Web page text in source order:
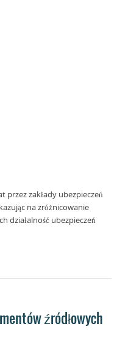
zakłady ubezpieczeń
na zróżnicowanie
działalność ubezpieczeń
źródłowych